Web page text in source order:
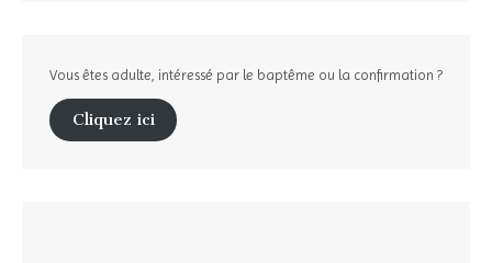
Vous êtes adulte, intéressé par le baptême ou la confirmation ?
Cliquez ici